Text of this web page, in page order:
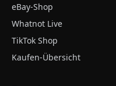
eBay-Shop
Whatnot Live
TikTok Shop
Kaufen-Übersicht